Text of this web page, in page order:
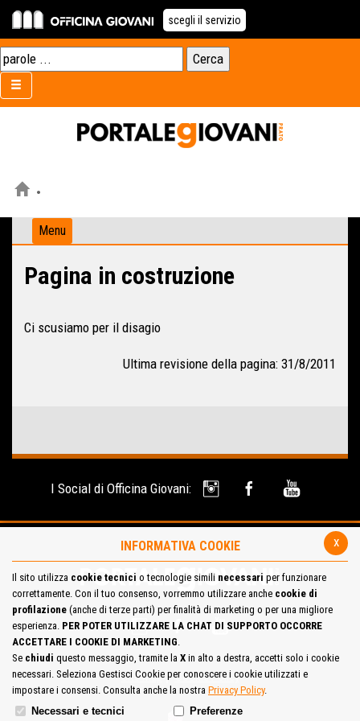
scegli il servizio
Menu
Pagina in costruzione
Ci scusiamo per il disagio
Ultima revisione della pagina: 31/8/2011
I Social di Officina Giovani:
Site Map Cookie Policy
x
INFORMATIVA COOKIE
Il sito utilizza cookie tecnici o tecnologie simili necessari per funzionare
correttamente. Con il tuo consenso, vorremmo utilizzare anche cookie di
profilazione (anche di terze parti) per finalità di marketing o per una migliore
esperienza. PER POTER UTILIZZARE LA CHAT DI SUPPORTO OCCORRE
ACCETTARE I COOKIE DI MARKETING.
Se chiudi questo messaggio, tramite la X in alto a destra, accetti solo i cookie
necessari. Seleziona Gestisci Cookie per conoscere i cookie utilizzati e
impostare i consensi. Consulta anche la nostra Privacy Policy.
Necessari e tecnici
Preferenze